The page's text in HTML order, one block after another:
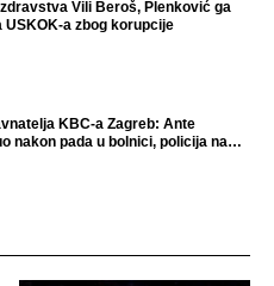
Vili Beroš, Plenković ga
a zbog korupcije
KBC-a Zagreb: Ante
nakon pada u bolnici, policija na